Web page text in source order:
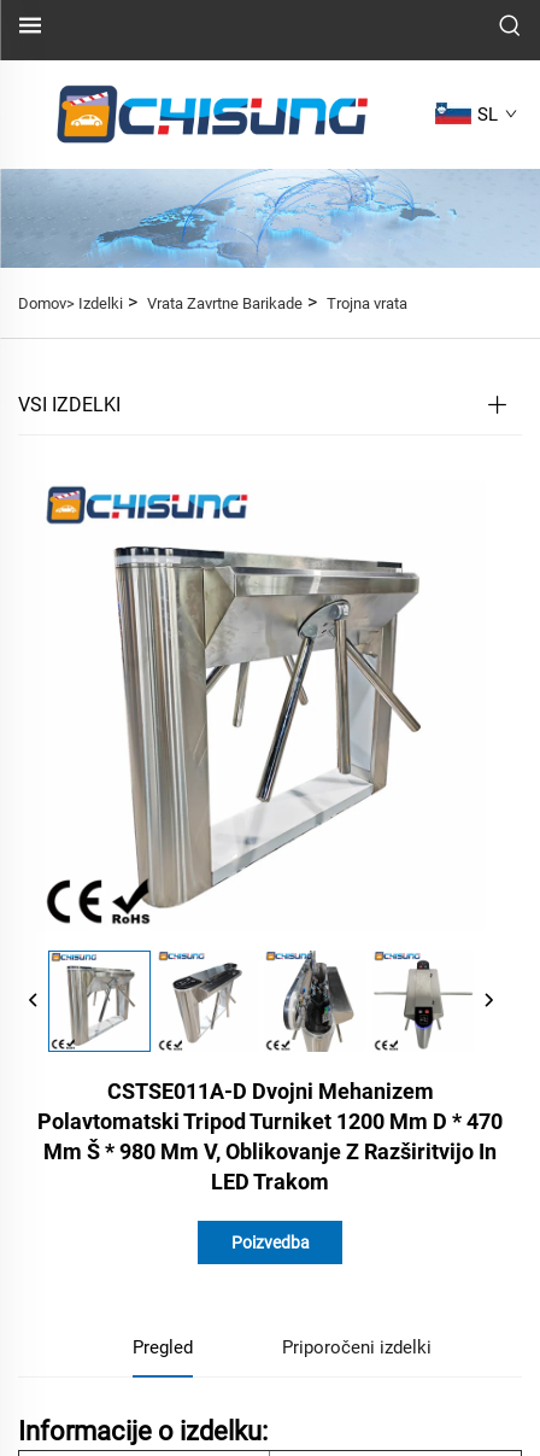
SL
Domov> Izdelki > Vrata Zavrtne Barikade > Trojna vrata
VSI IZDELKI
CSTSE011A-D Dvojni Mehanizem
Polavtomatski Tripod Turniket 1200 Mm D * 470
Mm Š * 980 Mm V, Oblikovanje Z Razširitvijo In
LED Trakom
Poizvedba
Pregled Priporočeni izdelki
Informacije o izdelku: